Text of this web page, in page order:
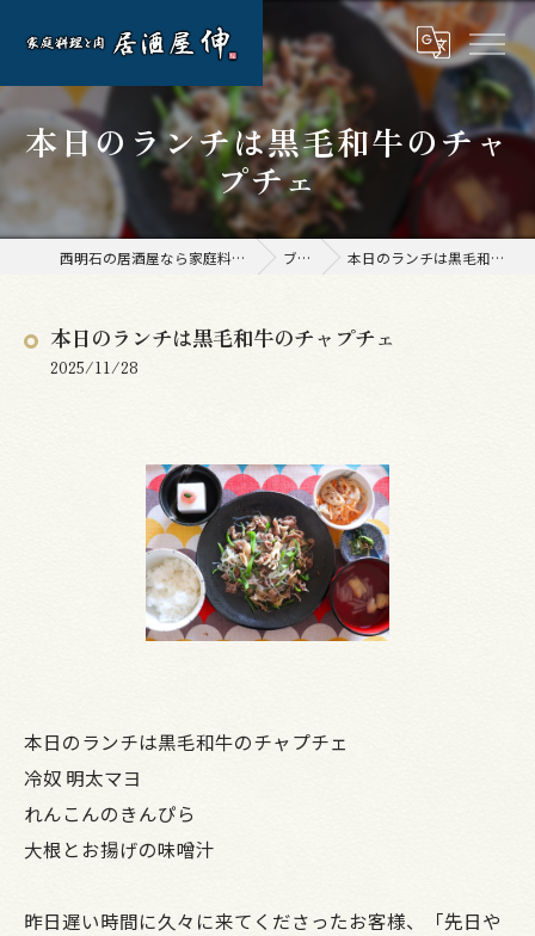
本日のランチは黒毛和牛のチャ
プチェ
西明石の居酒屋なら家庭料理と肉 居酒屋 伸 ブログ 本日のランチは黒毛和牛のチャプチェ
本日のランチは黒毛和牛のチャプチェ
2025/11/28
本日のランチは黒毛和牛のチャプチェ
冷奴 明太マヨ
れんこんのきんぴら
大根とお揚げの味噌汁
昨日遅い時間に久々に来てくださったお客様、「先日や